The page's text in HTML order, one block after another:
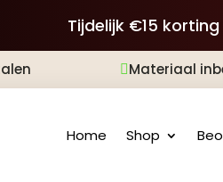
Tijdelijk €15
Materiaal
Home Shop